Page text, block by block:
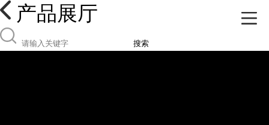
产品展厅
搜索